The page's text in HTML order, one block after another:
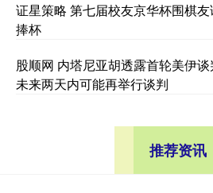
证星策略 第七届校友京华杯围棋
捧杯
股顺网 内塔尼亚胡透露首轮美伊谈
未来两天内可能再举行谈判
推荐资讯